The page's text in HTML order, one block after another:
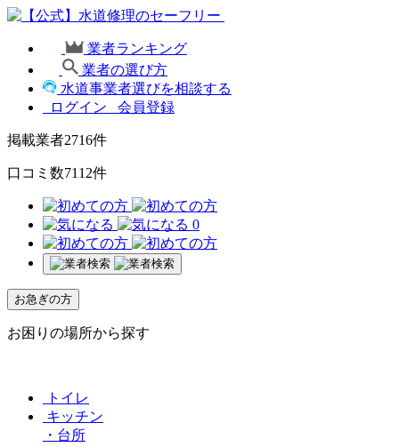
業者ランキング
業者の選び方
水道事業者選びを相談する
ログイン
会員登録
掲載業者2716件
口コミ数7112件
0
お急ぎの方
お困りの場所から探す
トイレ
キッチン
・台所